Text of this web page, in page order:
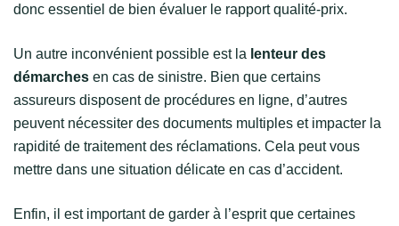
donc essentiel de bien évaluer le rapport qualité-prix.
Un autre inconvénient possible est la lenteur des
démarches en cas de sinistre. Bien que certains
assureurs disposent de procédures en ligne, d’autres
peuvent nécessiter des documents multiples et impacter la
rapidité de traitement des réclamations. Cela peut vous
mettre dans une situation délicate en cas d’accident.
Enfin, il est important de garder à l’esprit que certaines